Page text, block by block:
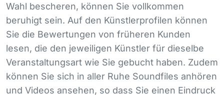
Wahl bescheren, können Sie vollkommen
beruhigt sein. Auf den Künstlerprofilen können
Sie die Bewertungen von früheren Kunden
lesen, die den jeweiligen Künstler für dieselbe
Veranstaltungsart wie Sie gebucht haben. Zudem
können Sie sich in aller Ruhe Soundfiles anhören
und Videos ansehen, so dass Sie einen Eindruck